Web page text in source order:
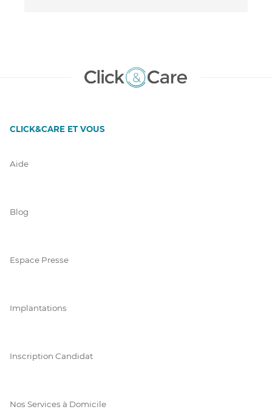
CLICK&CARE ET VOUS
Aide
Blog
Espace Presse
Implantations
Inscription Candidat
Nos Services à Domicile